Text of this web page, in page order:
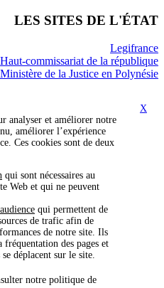
LES SITES DE L'ÉTAT
Legifrance
Haut-commissariat de la république
de la Justice en Polynésie
X
analyser et améliorer notre
améliorer l’expérience
Ces cookies sont de deux
qui sont nécessaires au
Web et qui ne peuvent
qui permettent de
de trafic afin de
de notre site. Ils
des pages et
déplacent sur le site.
notre politique de